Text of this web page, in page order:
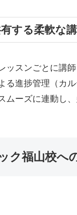
する柔軟な
ッスンごとに講
る進捗管理（カ
ムーズに連動し
ク福山校へ